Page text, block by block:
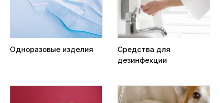
Одноразовые изделия
Средства для
дезинфекции